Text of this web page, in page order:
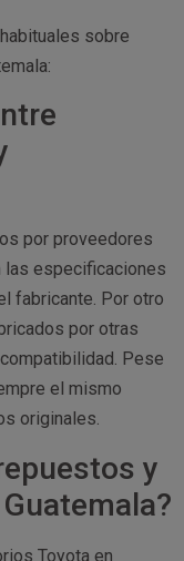
sobre
por proveedores
las especificaciones
fabricante. Por otro
por otras
Pese
el mismo
originales.
y
Toyota en